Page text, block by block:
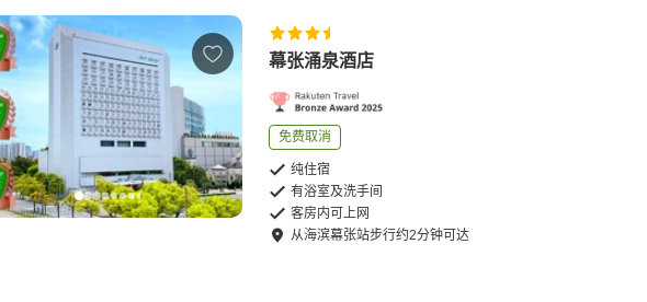
幕张涌泉酒店
免费取消
纯住宿
有浴室及洗手间
客房内可上网
从海滨幕张站步行约2分钟可达